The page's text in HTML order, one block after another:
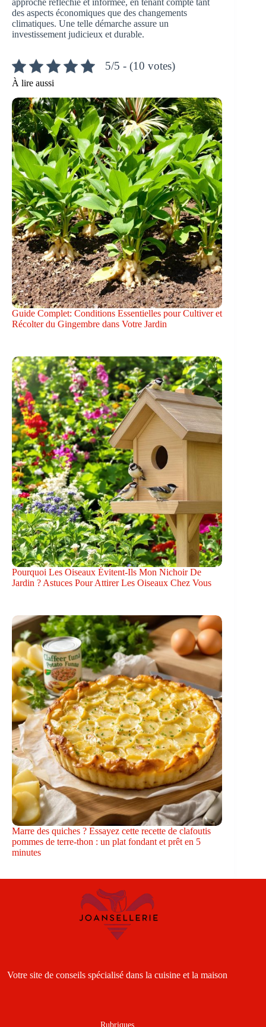
approche réfléchie et informée, en tenant compte tant
des aspects économiques que des changements
climatiques. Une telle démarche assure un
investissement judicieux et durable.
5/5 - (10 votes)
À lire aussi
Guide Complet: Conditions Essentielles pour Cultiver et
Récolter du Gingembre dans Votre Jardin
Pourquoi Les Oiseaux Évitent-Ils Mon Nichoir De
Jardin ? Astuces Pour Attirer Les Oiseaux Chez Vous
Marre des quiches ? Essayez cette recette de clafoutis
pommes de terre-thon : un plat fondant et prêt en 5
minutes
Votre site de conseils spécialisé dans la cuisine et la maison
Rubriques